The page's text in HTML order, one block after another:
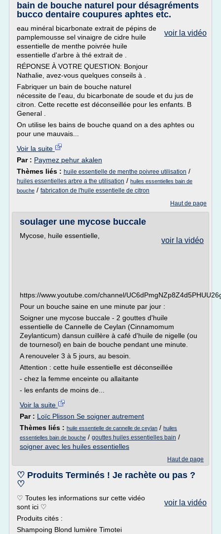
bain de bouche naturel pour désagréments
bucco dentaire coupures aphtes etc.
voir la vidéo
eau minéral bicarbonate extrait de pépins de
pamplemousse sel vinaigre de cidre huile
essentielle de menthe poivrée huile
essentielle d'arbre à thé extrait de .
RÉPONSE À VOTRE QUESTION: Bonjour
Nathalie, avez-vous quelques conseils à .
Fabriquer un bain de bouche naturel
nécessite de l'eau, du bicarbonate de soude et du jus de
citron. Cette recette est déconseillée pour les enfants. B
General .
On utilise les bains de bouche quand on a des aphtes ou
pour une mauvais...
Voir la suite
Par : Paymez pehur akalen
Thèmes liés : huile essentielle de menthe poivree utilisation /
huiles essentielles arbre a the utilisation / huiles essentielles bain de
bouche / fabrication de l'huile essentielle de citron
Haut de page
soulager une mycose buccale
voir la vidéo
Mycose, huile essentielle,
https://www.youtube.com/channel/
Pour un bouche saine en une minute par jour :
Soigner une mycose buccale - 2 gouttes d'huile
essentielle de Cannelle de Ceylan (Cinnamomum
Zeylanticum) dansun cuillère à café d'huile de nigelle (ou
de tournesol) en bain de bouche pendant une minute.
A renouveler 3 à 5 jours, au besoin.
Attention : cette huile essentielle est déconseillée
- chez la femme enceinte ou allaitante
- les enfants de moins de...
Voir la suite
Par : Loïc Plisson Se soigner autrement
Thèmes liés : huile essentielle de cannelle de ceylan / huiles
essentielles bain de bouche / gouttes huiles essentielles bain /
soigner avec les huiles essentielles
Haut de page
♡ Produits Terminés ! Je rachète ou pas ?
♡
voir la vidéo
♡ Toutes les informations sur cette vidéo
sont ici ♡
Produits cités :
Shampoing Blond lumière Timotei